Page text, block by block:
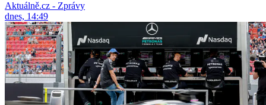
Aktuálně.cz - Zprávy
dnes, 14:49